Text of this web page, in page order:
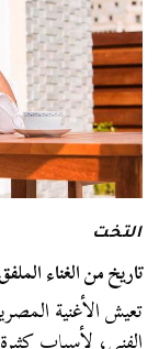
التخت
تاريخ من الغناء
تعيش الأغنية